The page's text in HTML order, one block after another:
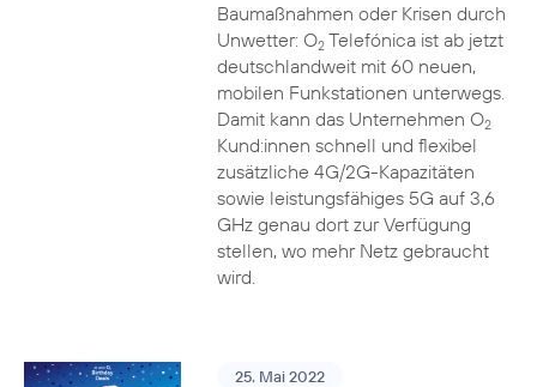
Baumaßnahmen oder Krisen durch
Unwetter: O2Telefónica ist ab jetzt
deutschlandweit mit 60 neuen,
mobilen Funkstationen unterwegs.
Damit kann das Unternehmen O2
Kund:innen schnell und flexibel
zusätzliche 4G/2G-Kapazitäten
sowie leistungsfähiges 5G auf 3,6
GHz genau dort zur Verfügung
stellen, wo mehr Netz gebraucht
wird.
25. Mai 2022